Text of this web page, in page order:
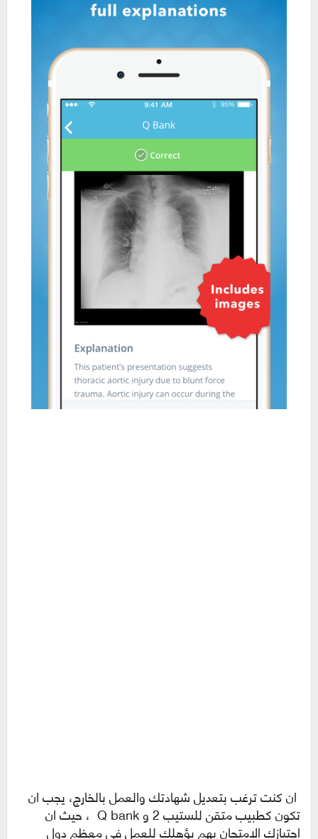
ان كنت ترغب بتعديل شهادتك والعمل بالخارج، يجب ان
تكون كطبيب متقن للستيب 2 و Q bank ، حيث ان
اجتيازك الامتحان بهم يؤهلك للعمل في معظم دول